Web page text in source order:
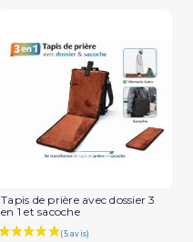
Tapis de prière avec dossier 3
en 1 et sacoche